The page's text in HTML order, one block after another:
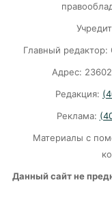
07-08-2026
Губернатор
колонки на
06-08-2026
«Губернатор
требует
06-08-2026
Главный редактор:
Адрес:
Редакция:
Реклама:
Материалы с
Данный сайт не